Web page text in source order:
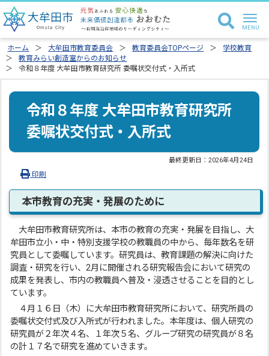
ホーム 大牟田市教育委員会 教育委員会TOPページ
学校教育
教育みらい創造室からのお知らせ
令和８年度 大牟田市教育研究所 委嘱状交付式・入所式
令和８年度 大牟田市教育研究所
委嘱状交付式・入所式
最終更新日：2026年4月24日
印刷
本市教育の充実・発展のために
大牟田市教育研究所は、本市の教育の充実・発展を目指し、大
牟田市立小・中・特別支援学校の教職員の中から、毎年数名を研
究員として委嘱しています。研究員は、教育課題の解決に向けた
調査・研究を行い、2月に開催される研究報告会において研究の
成果を発表し、市内の教職員へ普及・浸透させることを目的とし
ています。
４月１６日（木）に大牟田市教育研究所において、研究所員の
委嘱状交付式及び入所式が行われました。本年度は、個人研究の
研究員が２年次４名、１年次５名、グループ研究の研究員が８名
の計１７名で研究を進めていきます。